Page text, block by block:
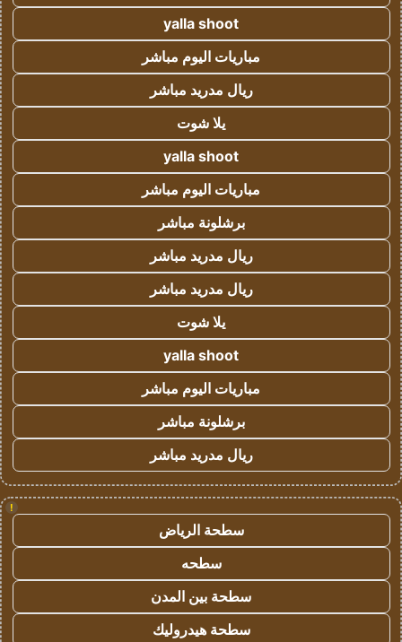
yalla shoot
مباريات اليوم مباشر
ريال مدريد مباشر
يلا شوت
yalla shoot
مباريات اليوم مباشر
برشلونة مباشر
ريال مدريد مباشر
ريال مدريد مباشر
يلا شوت
yalla shoot
مباريات اليوم مباشر
برشلونة مباشر
ريال مدريد مباشر
!
سطحة الرياض
سطحه
سطحة بين المدن
سطحة هيدروليك